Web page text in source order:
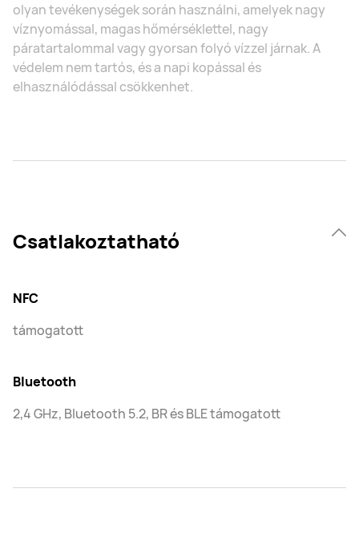
olyan tevékenységek során használni, amelyek nagy
víznyomással, magas hőmérséklettel, nagy
páratartalommal vagy gyorsan folyó vízzel járnak. A
védelem nem tartós, és a napi kopással és
elhasználódással csökkenhet.
Csatlakoztatható
NFC
támogatott
Bluetooth
2,4 GHz, Bluetooth 5.2, BR és BLE támogatott